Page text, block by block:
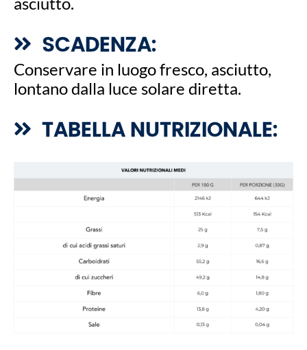
SCADENZA:
Conservare in luogo fresco, asciutto,
lontano dalla luce solare diretta.
TABELLA NUTRIZIONALE: